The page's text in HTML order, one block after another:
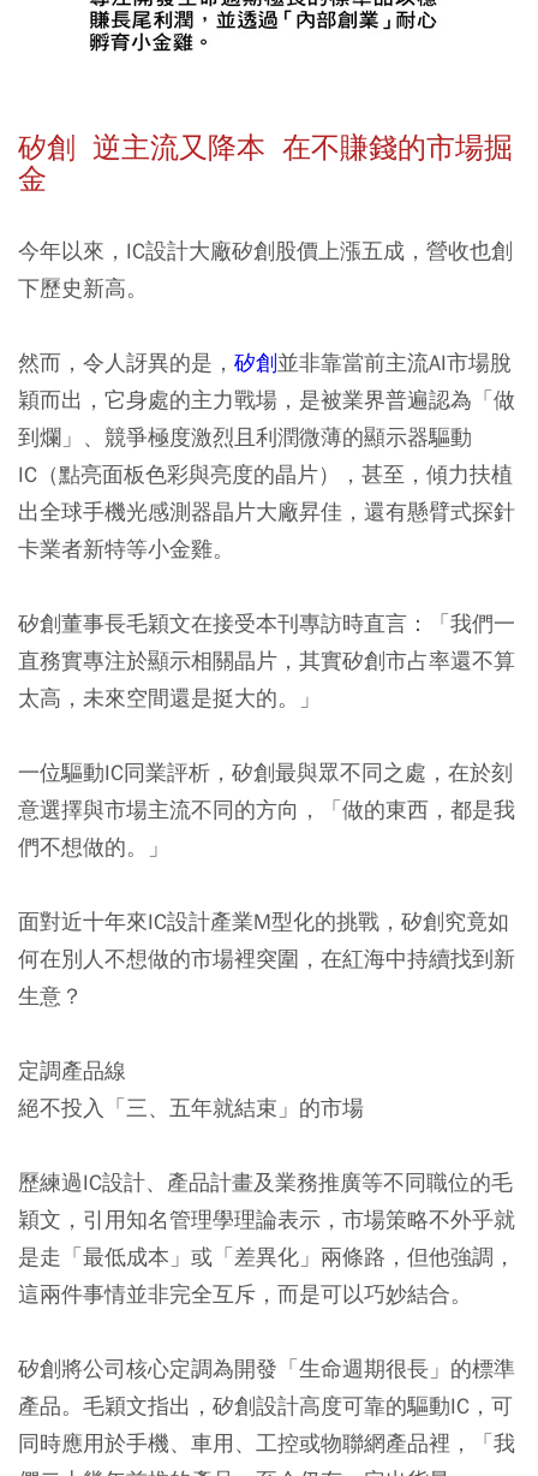
矽創 逆主流又降本 在不賺錢的市場掘
金
今年以來，IC設計大廠矽創股價上漲五成，營收也創
下歷史新高。
然而，令人訝異的是， 矽創並非靠當前主流AI市場脫
穎而出，它身處的主力戰場，是被業界普遍認為「做
到爛」、競爭極度激烈且利潤微薄的顯示器驅動
IC（點亮面板色彩與亮度的晶片），甚至，傾力扶植
出全球手機光感測器晶片大廠昇佳，還有懸臂式探針
卡業者新特等小金雞。
矽創董事長毛穎文在接受本刊專訪時直言：「我們一
直務實專注於顯示相關晶片，其實矽創市占率還不算
太高，未來空間還是挺大的。」
一位驅動IC同業評析，矽創最與眾不同之處，在於刻
意選擇與市場主流不同的方向，「做的東西，都是我
們不想做的。」
面對近十年來IC設計產業M型化的挑戰，矽創究竟如
何在別人不想做的市場裡突圍，在紅海中持續找到新
生意？
定調產品線
絕不投入「三、五年就結束」的市場
歷練過IC設計、產品計畫及業務推廣等不同職位的毛
穎文，引用知名管理學理論表示，市場策略不外乎就
是走「最低成本」或「差異化」兩條路，但他強調，
這兩件事情並非完全互斥，而是可以巧妙結合。
矽創將公司核心定調為開發「生命週期很長」的標準
產品。毛穎文指出，矽創設計高度可靠的驅動IC，可
同時應用於手機、車用、工控或物聯網產品裡，「我